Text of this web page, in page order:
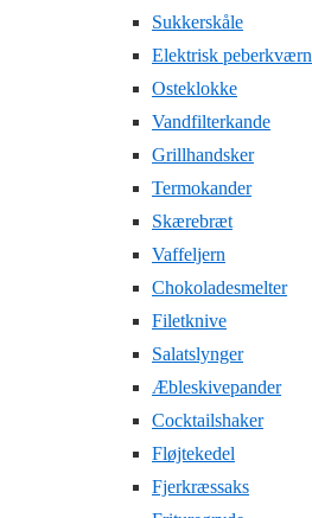
Sukkerskåle
Elektrisk peberkværn
Osteklokke
Vandfilterkande
Grillhandsker
Termokander
Skærebræt
Vaffeljern
Chokoladesmelter
Filetknive
Salatslynger
Æbleskivepander
Cocktailshaker
Fløjtekedel
Fjerkræssaks